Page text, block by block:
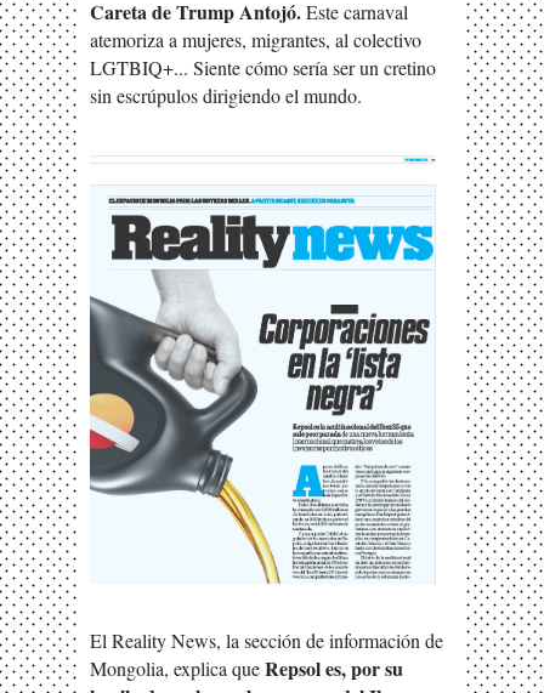
Careta de Trump Antojó.Este carnaval
atemoriza a mujeres, migrantes, al colectivo
LGTBIQ+... Siente cómo sería ser un cretino
sin escrúpulos dirigiendo el mundo.
El Reality News, la sección de información de
Mongolia, explica queRepsol es, por su